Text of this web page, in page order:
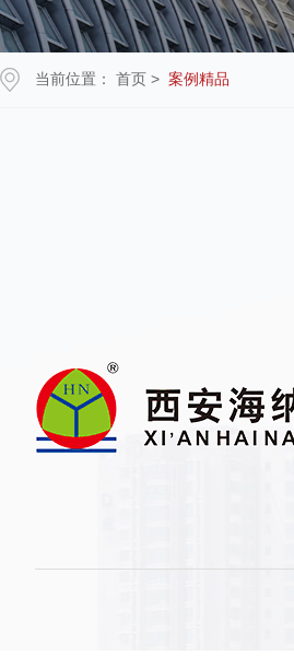
当前位置： 首页 > 案例精品